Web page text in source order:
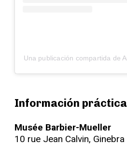
Una publicación compartida de
Información práctica
Musée Barbier-Mueller
10 rue Jean Calvin, Ginebra